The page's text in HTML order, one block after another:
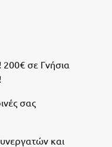
σε Γνήσια
σας
και